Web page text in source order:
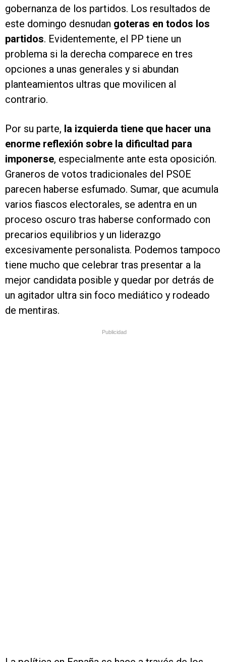
gobernanza de los partidos. Los resultados de
este domingo desnudan goteras en todos los
partidos. Evidentemente, el PP tiene un
problema si la derecha comparece en tres
opciones a unas generales y si abundan
planteamientos ultras que movilicen al
contrario.
Por su parte, la izquierda tiene que hacer una
enorme reflexión sobre la dificultad para
imponerse, especialmente ante esta oposición.
Graneros de votos tradicionales del PSOE
parecen haberse esfumado. Sumar, que acumula
varios fiascos electorales, se adentra en un
proceso oscuro tras haberse conformado con
precarios equilibrios y un liderazgo
excesivamente personalista. Podemos tampoco
tiene mucho que celebrar tras presentar a la
mejor candidata posible y quedar por detrás de
un agitador ultra sin foco mediático y rodeado
de mentiras.
Publicidad